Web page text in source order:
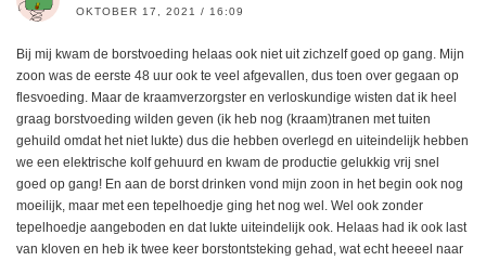
OKTOBER 17, 2021 / 16:09
Bij mij kwam de borstvoeding helaas ook niet uit zichzelf goed op gang. Mijn
zoon was de eerste 48 uur ook te veel afgevallen, dus toen over gegaan op
flesvoeding. Maar de kraamverzorgster en verloskundige wisten dat ik heel
graag borstvoeding wilden geven (ik heb nog (kraam)tranen met tuiten
gehuild omdat het niet lukte) dus die hebben overlegd en uiteindelijk hebben
we een elektrische kolf gehuurd en kwam de productie gelukkig vrij snel
goed op gang! En aan de borst drinken vond mijn zoon in het begin ook nog
moeilijk, maar met een tepelhoedje ging het nog wel. Wel ook zonder
tepelhoedje aangeboden en dat lukte uiteindelijk ook. Helaas had ik ook last
van kloven en heb ik twee keer borstontsteking gehad, wat echt heeeel naar